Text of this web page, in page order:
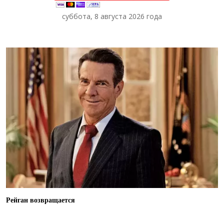
суббота, 8 августа 2026 года
Рейган возвращается